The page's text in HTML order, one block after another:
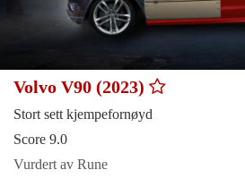
Volvo V90 (2023)
Stort sett kjempefornøyd
Score 9.0
Vurdert av Rune